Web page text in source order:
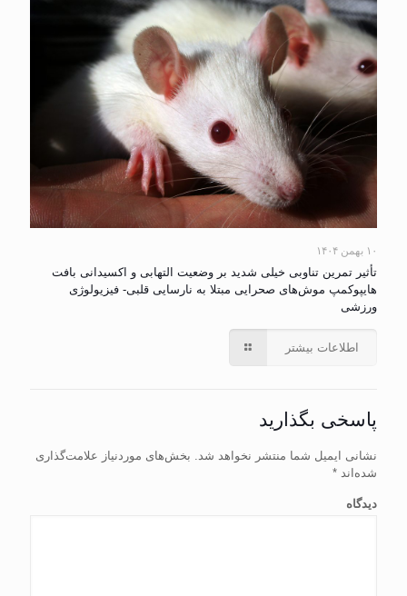
۱۰ بهمن ۱۴۰۴
تأثیر تمرین تناوبی خیلی شدید بر وضعیت التهابی و اکسیدانی بافت
هایپوکمپ موش‌های صحرایی مبتلا به نارسایی قلبی- فیزیولوژی
ورزشی
اطلاعات بیشتر
پاسخی بگذارید
نشانی ایمیل شما منتشر نخواهد شد. بخش‌های موردنیاز علامت‌گذاری
شده‌اند *
دیدگاه